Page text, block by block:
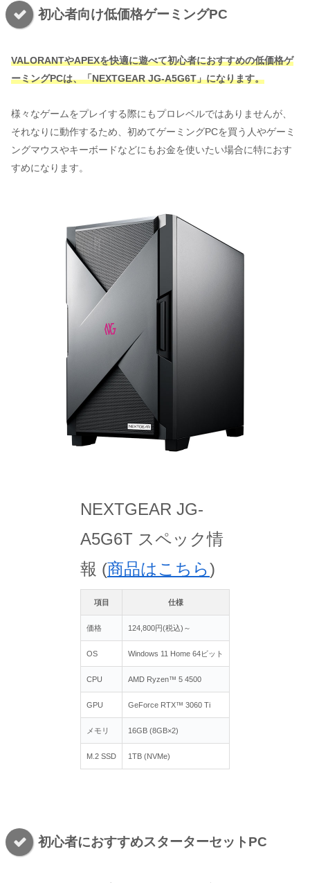
初心者向け低価格ゲーミングPC
VALORANTやAPEXを快適に遊べて初心者におすすめの低価格ゲ
ーミングPCは、「NEXTGEAR JG-A5G6T」になります。
様々なゲームをプレイする際にもプロレベルではありませんが、
それなりに動作するため、初めてゲーミングPCを買う人やゲーミ
ングマウスやキーボードなどにもお金を使いたい場合に特におす
すめになります。
NEXTGEAR JG-
A5G6T スペック情
報 (商品はこちら)
項目 仕様
価格 124,800円(税込)～
OS Windows 11 Home 64ビット
CPU AMD Ryzen™ 5 4500
GPU GeForce RTX™ 3060 Ti
メモリ 16GB (8GB×2)
M.2 SSD 1TB (NVMe)
初心者におすすめスターターセットPC